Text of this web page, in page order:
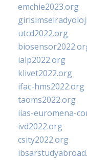
emchie2023.org
utcd2022.org
ialp2022.org
klivet2022.org
ifac-hms2022.org
taoms2022.org
iias-euromena-
ivd2022.org
csity2022.org